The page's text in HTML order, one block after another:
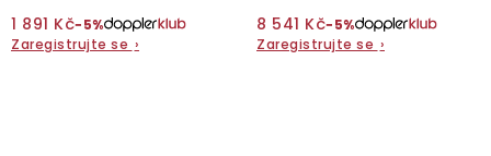
1 891 Kč−5%
Zaregistrujte se ›
8 541 Kč−5%
Zaregistrujte se ›